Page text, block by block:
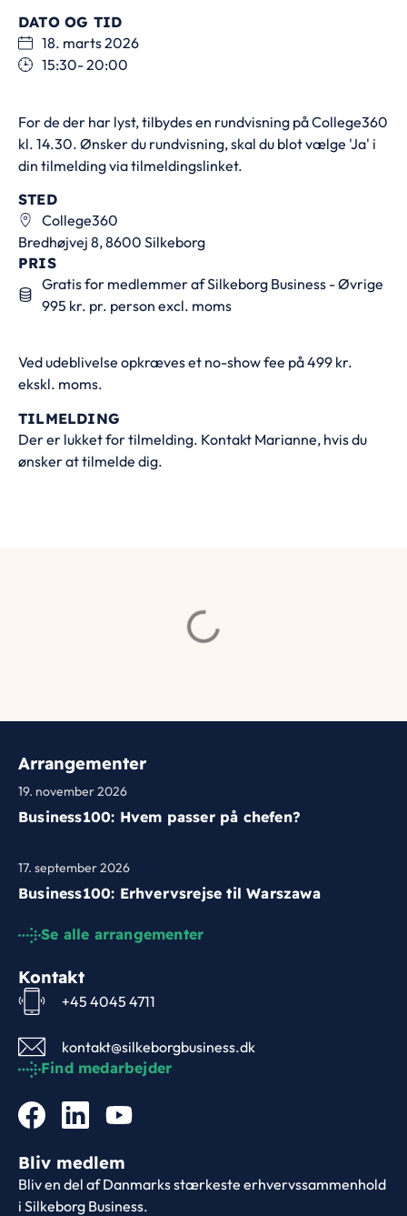
DATO OG TID
18. marts 2026
15:30- 20:00
For de der har lyst, tilbydes en rundvisning på College360
kl. 14.30. Ønsker du rundvisning, skal du blot vælge 'Ja' i
din tilmelding via tilmeldingslinket.
STED
College360
Bredhøjvej 8, 8600 Silkeborg
PRIS
Gratis for medlemmer af Silkeborg Business - Øvrige
995 kr. pr. person excl. moms
Ved udeblivelse opkræves et no-show fee på 499 kr.
ekskl. moms.
TILMELDING
Der er lukket for tilmelding. Kontakt Marianne, hvis du
ønsker at tilmelde dig.
Arrangementer
19. november 2026
Business100: Hvem passer på chefen?
17. september 2026
Business100: Erhvervsrejse til Warszawa
Se alle arrangementer
Kontakt
+45 4045 4711
kontakt@silkeborgbusiness.dk
Find medarbejder
Bliv medlem
Bliv en del af Danmarks stærkeste erhvervssammenhold
i Silkeborg Business.